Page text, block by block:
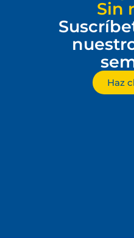
Sin
Haz